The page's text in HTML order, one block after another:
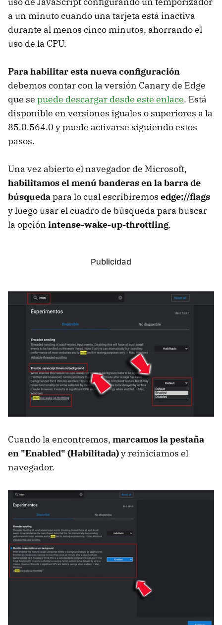
a un minuto cuando una tarjeta está inactiva
durante al menos cinco minutos, ahorrando el
uso de la CPU.
Para habilitar esta nueva configuración
debemos contar con la versión Canary de Edge
que se puede descargar desde este enlace. Está
disponible en versiones iguales o superiores a la
85.0.564.0 y puede activarse siguiendo estos
pasos.
Una vez abierto el navegador de Microsoft,
habilitamos el menú banderas en la barra de
búsquedapara lo cual escribiremos edge://flags
y luego usar el cuadro de búsqueda para buscar
la opción intense-wake-up-throttling.
Cuando la encontremos, marcamos la pestaña
en "Enabled" (Habilitada)y reiniciamos el
navegador.